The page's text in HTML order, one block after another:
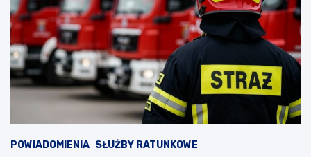
POWIADOMIENIA SŁUŻBY RATUNKOWE